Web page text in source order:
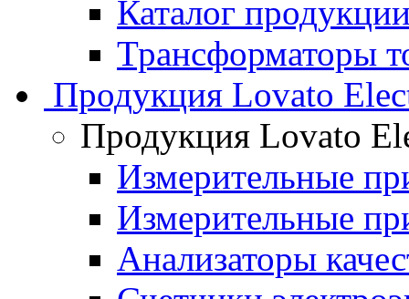
Каталог
Трансформаторы
Продукция Lovato
Продукция Lovato
Измерительные
Измерительные
Анализаторы